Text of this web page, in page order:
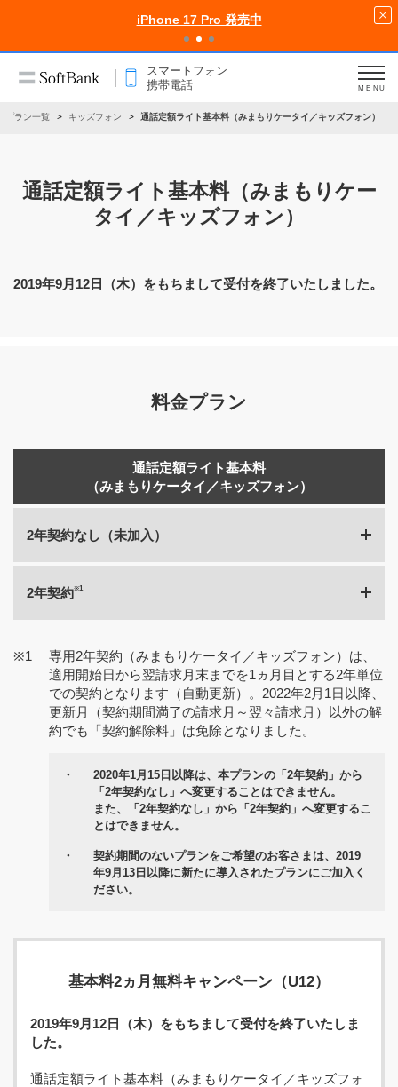
iPhone 17 Pro 発売中
スマートフォン
携帯電話
MENU
プラン一覧 キッズフォン 通話定額ライト基本料（みまもりケータイ／キッズフォン）
通話定額ライト基本料（みまもりケー
タイ／キッズフォン）
2019年9月12日（木）をもちまして受付を終了いたしました。
料金プラン
通話定額ライト基本料
（みまもりケータイ／キッズフォン）
2年契約なし（未加入）
基本料 2,090円／月
メール送受信料 無料
2年契約※1
基本料 590円／月
メール送受信料
※1
専用2年契約（みまもりケータイ／キッズフォン）は、
適用開始日から翌請求月末までを1ヵ月目とする2年単位
での契約となります（自動更新）。2022年2月1日以降、
更新月（契約期間満了の請求月～翌々請求月）以外の解
約でも「契約解除料」は免除となりました。
・
2020年1月15日以降は、本プランの「2年契約」から
「2年契約なし」へ変更することはできません。
また、「2年契約なし」から「2年契約」へ変更するこ
とはできません。
・
契約期間のないプランをご希望のお客さまは、2019
年9月13日以降に新たに導入されたプランにご加入く
ださい。
基本料2ヵ月無料キャンペーン（U12）
2019年9月12日（木）をもちまして受付を終了いたしま
した。
通話定額ライト基本料（みまもりケータイ／キッズフォ